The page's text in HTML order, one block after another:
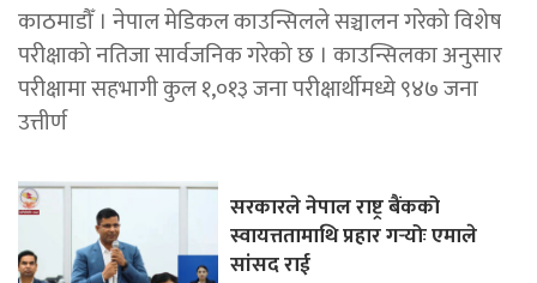
काठमाडौँ । नेपाल मेडिकल काउन्सिलले सञ्चालन गरेको विशेष
परीक्षाको नतिजा सार्वजनिक गरेको छ । काउन्सिलका अनुसार
परीक्षामा सहभागी कुल १,०१३ जना परीक्षार्थीमध्ये ९४७ जना
उत्तीर्ण
सरकारले नेपाल राष्ट्र बैंकको
स्वायत्ततामाथि प्रहार गर्‍योः एमाले
सांसद राई